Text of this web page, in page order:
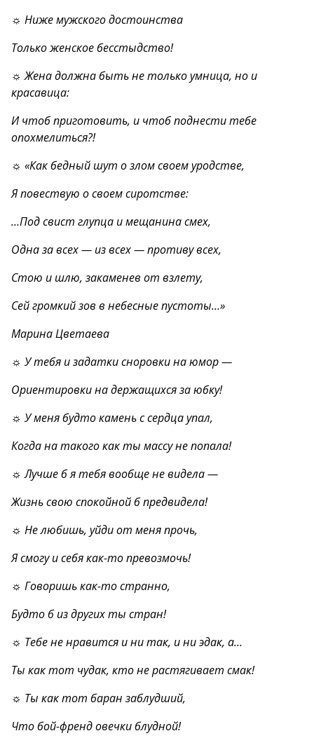
☼ Ниже мужского достоинства
Только женское бесстыдство!
☼ Жена должна быть не только умница, но и
красавица:
И чтоб приготовить, и чтоб поднести тебе
опохмелиться?!
☼ «Как бедный шут о злом своем уродстве,
Я повествую о своем сиротстве:
…Под свист глупца и мещанина смех,
Одна за всех — из всех — противу всех,
Стою и шлю, закаменев от взлету,
Сей громкий зов в небесные пустоты…»
Марина Цветаева
☼ У тебя и задатки сноровки на юмор —
Ориентировки на держащихся за юбку!
☼ У меня будто камень с сердца упал,
Когда на такого как ты массу не попала!
☼ Лучше б я тебя вообще не видела —
Жизнь свою спокойной б предвидела!
☼ Не любишь, уйди от меня прочь,
Я смогу и себя как-то превозмочь!
☼ Говоришь как-то странно,
Будто б из других ты стран!
☼ Тебе не нравится и ни так, и ни эдак, а…
Ты как тот чудак, кто не растягивает смак!
☼ Ты как тот баран заблудший,
Что бой-френд овечки блудной!